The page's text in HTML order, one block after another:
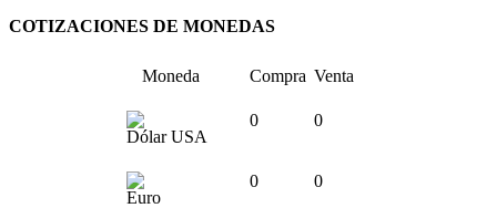
COTIZACIONES DE MONEDAS
Moneda Compra Venta
Dólar USA
0 0
Euro
0 0